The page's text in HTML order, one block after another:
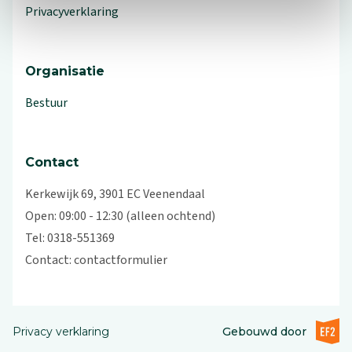
Privacyverklaring
Organisatie
Bestuur
Contact
Kerkewijk 69, 3901 EC Veenendaal
Open: 09:00 - 12:30 (alleen ochtend)
Tel: 0318-551369
Contact:contactformulier
Privacy verklaring Gebouwd doorEF2